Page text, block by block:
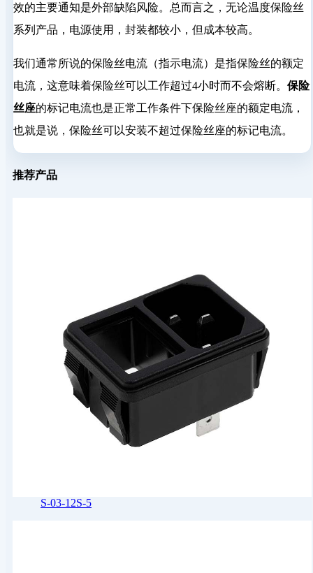
效的主要通知是外部缺陷风险。总而言之，无论温度保险丝
系列产品，电源使用，封装都较小，但成本较高。
我们通常所说的保险丝电流（指示电流）是指保险丝的额定
电流，这意味着保险丝可以工作超过4小时而不会熔断。 保险
丝座的标记电流也是正常工作条件下保险丝座的额定电流，
也就是说，保险丝可以安装不超过保险丝座的标记电流。
推荐产品
S-03-12S-5